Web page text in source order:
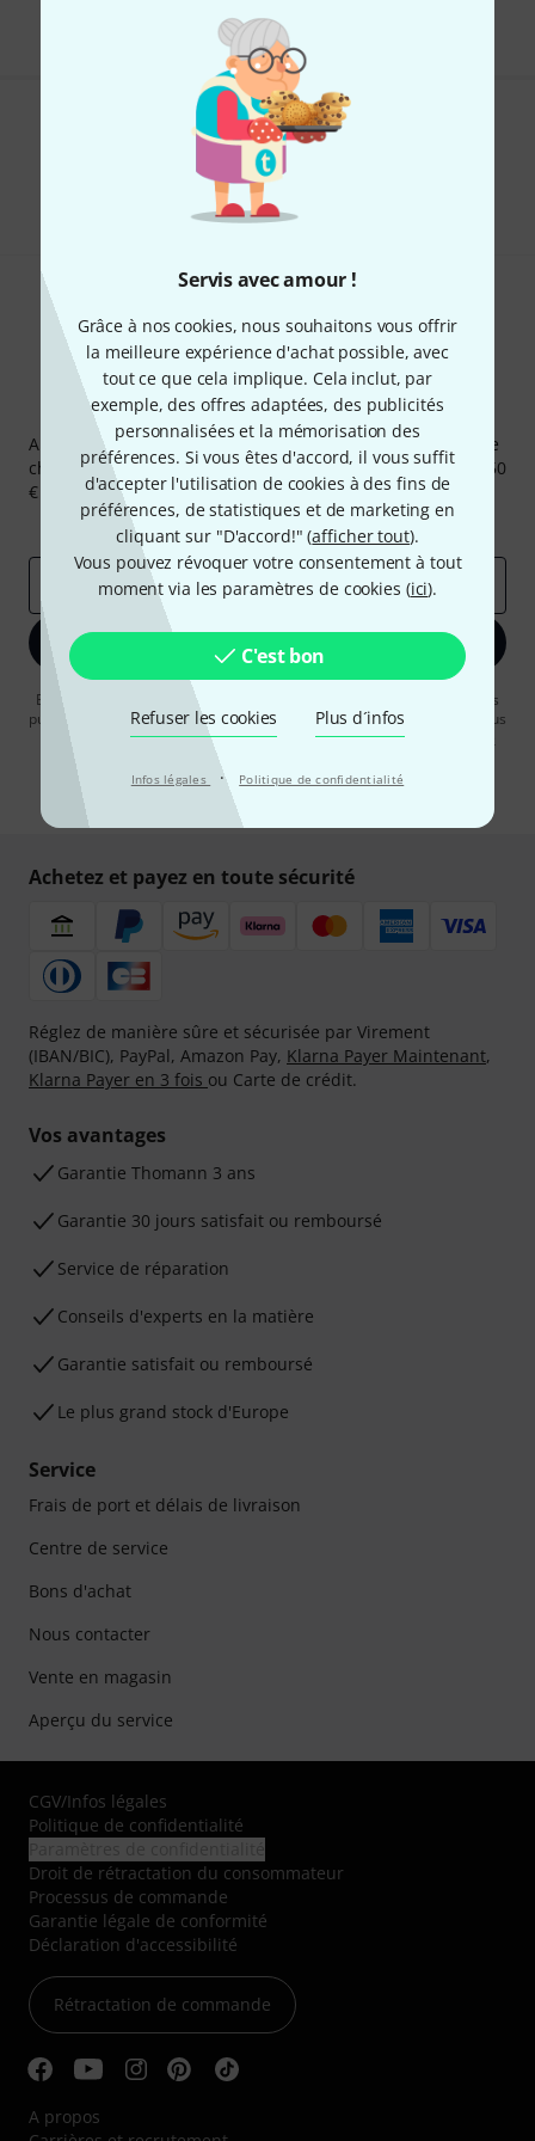
Servis avec amour !
Grâce à nos cookies, nous souhaitons vous offrir
la meilleure expérience d'achat possible, avec
tout ce que cela implique. Cela inclut, par
exemple, des offres adaptées, des publicités
personnalisées et la mémorisation des
préférences. Si vous êtes d'accord, il vous suffit
d'accepter l'utilisation de cookies à des fins de
préférences, de statistiques et de marketing en
cliquant sur "D'accord!" (afficher tout).
Vous pouvez révoquer votre consentement à tout
moment via les paramètres de cookies (ici).
C'est bon
Refuser les cookies Plus d´infos
Infos légales · Politique de confidentialité
Aimez-vous ce que vous voyez ?
Aide et commentaires
Newsletters Thomann
Abonnez-vous à la newsletter Thomann et, avec un peu de
chance, gagnez l'un des 50 bons d'achat d'une valeur de 50
€ chacun!
Articles inspirants
Deals Aperçus Thomann
Adresse e-mail *
S'inscrire maintenant
En cliquant sur "S'inscrire maintenant", vous acceptez de recevoir des
publicités par e-mail. La désinscription est possible à tout moment. Vous
pouvez trouver plus d'informations à ce sujet dans notre
confidentialité
Achetez et payez en toute sécurité
Réglez de manière sûre et sécurisée par Virement
(IBAN/BIC), PayPal, Amazon Pay, Klarna Payer Maintenant,
Klarna Payer en 3 fois ou Carte de crédit.
Vos avantages
Ga­ran­tie Thomann 3 ans
Garantie 30 jours satisfait ou remboursé
Service de réparation
Conseils d'experts en la matière
Garantie satisfait ou remboursé
Le plus grand stock d'Europe
Service
Frais de port et délais de livraison
Centre de service
Bons d'achat
Nous contacter
Vente en magasin
Aperçu du service
CGV/Infos légales
Politique de confidentialité
Droit de rétractation du consommateur
Processus de commande
Garantie légale de conformité
Déclaration d'accessibilité
Rétractation de commande
A propos